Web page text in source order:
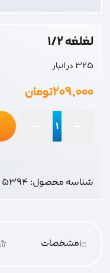
لغلغه 1/2
325 در انبار
۲۰۹,۰۰۰تومان
شناسه محصول:5394
مشخصات